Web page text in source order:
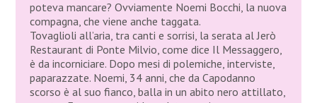
poteva mancare? Ovviamente Noemi Bocchi, la nuova
compagna, che viene anche taggata.
Tovaglioli all’aria, tra canti e sorrisi, la serata al Jerò
Restaurant di Ponte Milvio, come dice Il Messaggero,
è da incorniciare. Dopo mesi di polemiche, interviste,
paparazzate. Noemi, 34 anni, che da Capodanno
scorso è al suo fianco, balla in un abito nero attillato,